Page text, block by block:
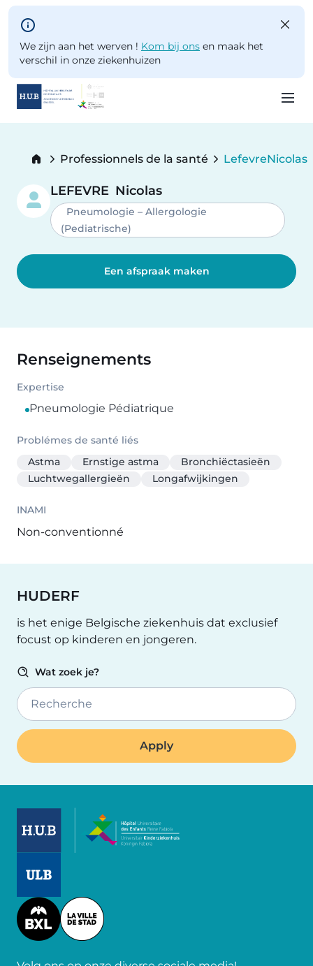
Skip to main content
We zijn aan het werven ! Kom bij ons en maak het
verschil in onze ziekenhuizen
Breadcrumb
Professionnels de la santé Lefevre Nicolas
LEFEVRE Nicolas
Pneumologie – Allergologie
(Pediatrische)
Een afspraak maken
Renseignements
Expertise
Pneumologie Pédiatrique
Problémes de santé liés
Astma Ernstige astma
Bronchiëctasieën
Luchtwegallergieën
Longafwijkingen
INAMI
Non-conventionné
HUDERF
is het enige Belgische ziekenhuis dat exclusief
focust op kinderen en jongeren.
Wat zoek je?
Recherche
Image